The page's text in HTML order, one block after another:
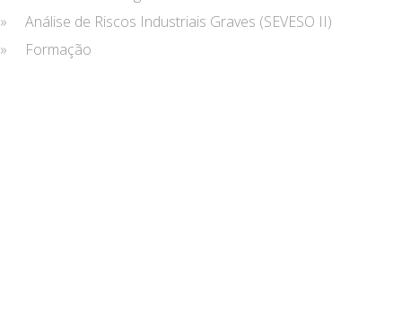
» Análise de Riscos Industriais Graves (SEVESO II)
» Formação